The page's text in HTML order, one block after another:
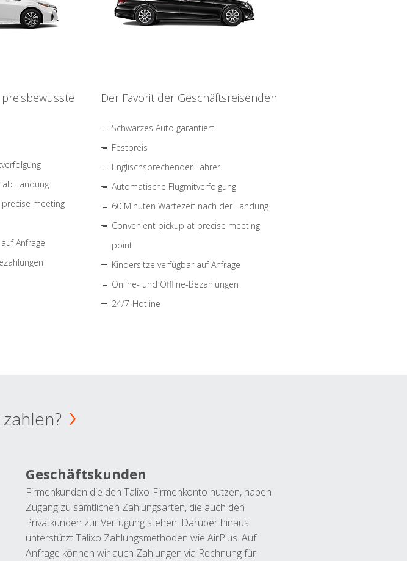
Landung
meeting
Anfrage
Der Favorit der Geschäftsreisenden
Schwarzes Auto garantiert
Festpreis
Englischsprechender Fahrer
Automatische Flugmitverfolgung
60 Minuten Wartezeit nach der Landung
Convenient pickup at precise meeting
point
Kindersitze verfügbar auf Anfrage
Online- und Offline-Bezahlungen
24/7-Hotline
Geschäftskunden
Firmenkunden die den Talixo-Firmenkonto nutzen, haben
Zugang zu sämtlichen Zahlungsarten, die auch den
Privatkunden zur Verfügung stehen. Darüber hinaus
unterstützt Talixo Zahlungsmethoden wie AirPlus. Auf
Anfrage können wir auch Zahlungen via Rechnung für